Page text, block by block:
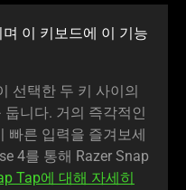
이 키보드에 이 기능
선택한 두 키 사이의
니다. 거의 즉각적인
빠른 입력을 즐겨보세
4를 통해 Razer Snap
Tap에 대해 자세히